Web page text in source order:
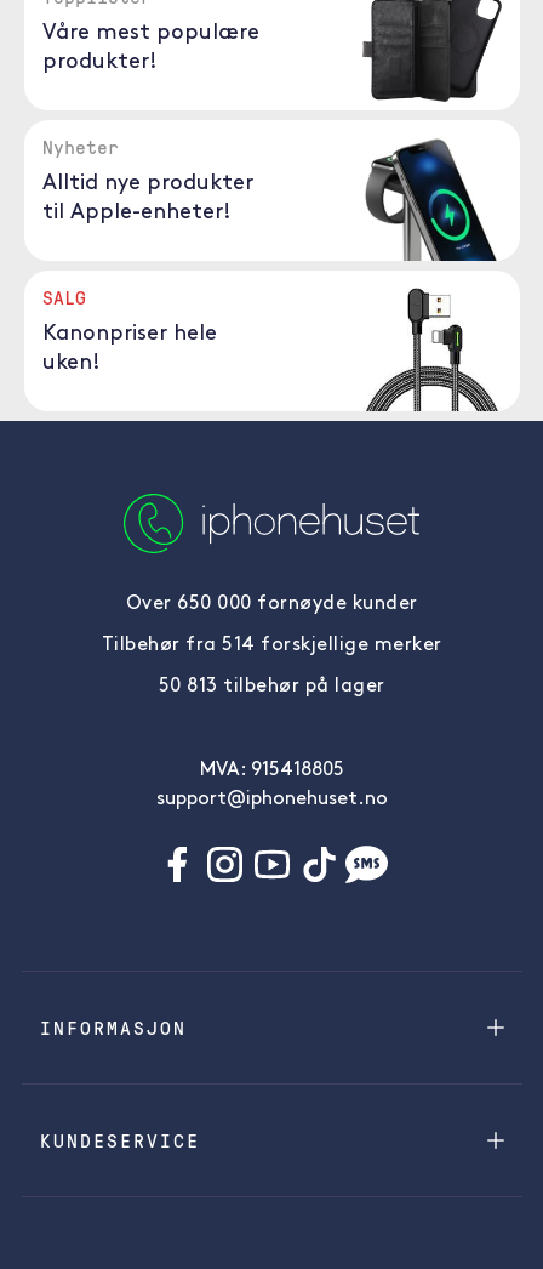
Våre mest populære
produkter!
Nyheter
Alltid nye produkter
til Apple-enheter!
SALG
Kanonpriser hele
uken!
Over 650 000 fornøyde kunder
Tilbehør fra 514 forskjellige merker
50 813 tilbehør på lager
MVA: 915418805
support@iphonehuset.no
INFORMASJON
KUNDESERVICE